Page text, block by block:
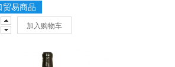
贸易商品
加入购物车